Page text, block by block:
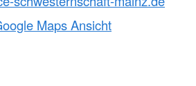
Maps Ansicht